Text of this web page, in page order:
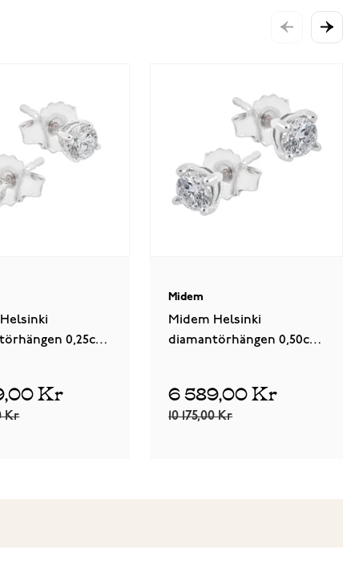
0,25ct
Kr
Kr
Midem
Midem Helsinki
diamantörhängen 0,50ct
6 589,00 Kr
10 175,00 Kr